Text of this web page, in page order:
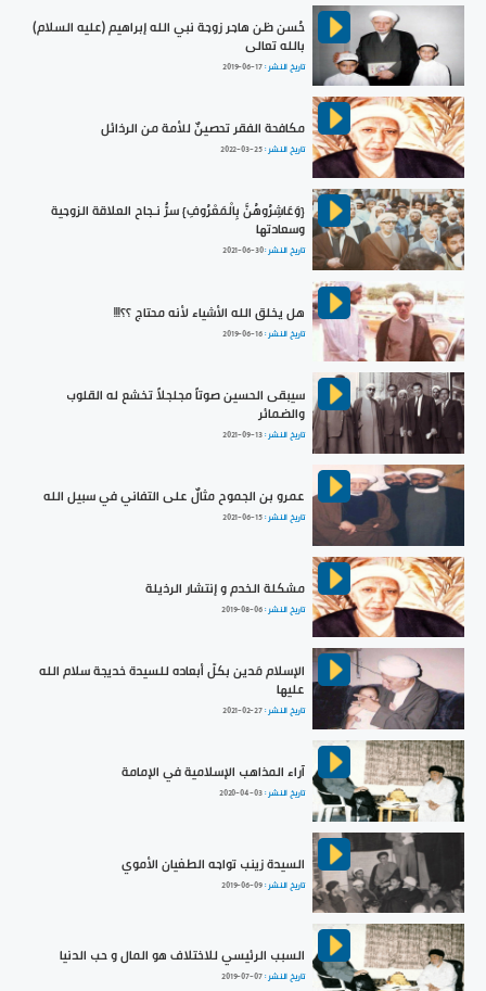
حُسن ظن هاجر زوجة نبي الله إبراهيم (عليه السلام)
بالله تعالى
تاريخ النشر :2019-06-17
مكافحة الفقر تحصينٌ للأمة من الرذائل
تاريخ النشر :2022-03-25
{وَعَاشِرُوهُنَّ بِالْمَعْرُوفِ} سرُّ نـجاح العلاقة الزوجية
وسعادتها
تاريخ النشر :2021-06-30
هل يخلق الله الأشياء لأنه محتاج ؟؟!!!
تاريخ النشر :2019-06-16
سيبقى الحسين صوتاً مجلجلاً تخشع له القلوب
والضمائر
تاريخ النشر :2021-09-13
عمرو بن الجموح مثالٌ على التفاني في سبيل الله
تاريخ النشر :2021-06-15
مشكلة الخدم و إنتشار الرذيلة
تاريخ النشر :2019-08-06
الإسلام مَدين بكلّ أبعاده للسيدة خديجة سلام الله
عليها
تاريخ النشر :2021-02-27
آراء المذاهب الإسلامية في الإمامة
تاريخ النشر :2020-04-03
السيدة زينب تواجه الطغيان الأموي
تاريخ النشر :2019-06-09
السبب الرئيسي للاختلاف هو المال و حب الدنيا
تاريخ النشر :2019-07-07